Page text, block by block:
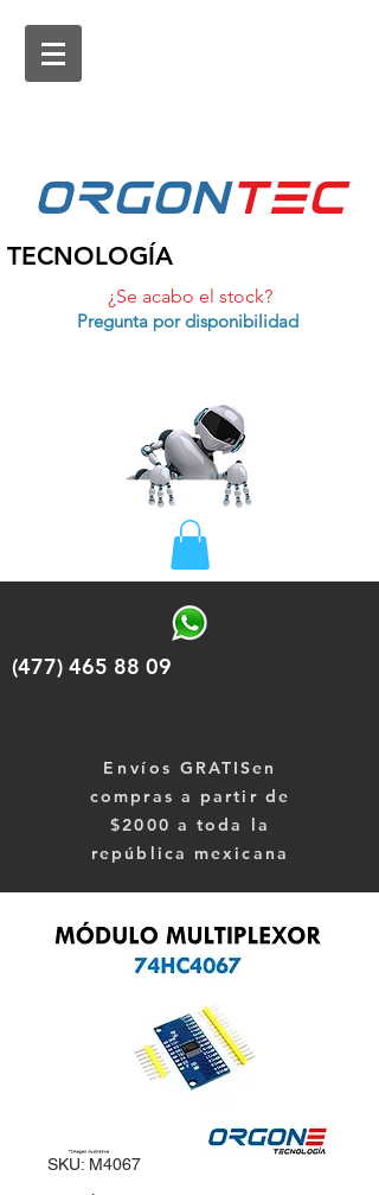
ORGONtEc
TECNOLOGÍA
¿Se acabo el stock?
Pregunta por disponibilidad
(477) 465 88 09
Envíos GRATISen
compras a partir de
$2000 a toda la
república mexicana
SKU: M4067